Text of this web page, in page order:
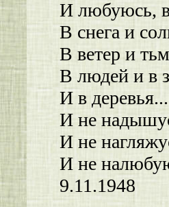
И любуюсь,
В снега и
В ветер и
В людей и в
И в деревья...
И не
И не
И не
9.11.1948